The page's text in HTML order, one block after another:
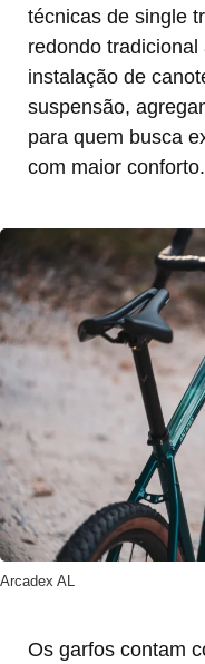
técnicas de single
redondo
instalação de
suspensão,
para quem busca
com maior conforto.
Arcadex AL
Os garfos contam